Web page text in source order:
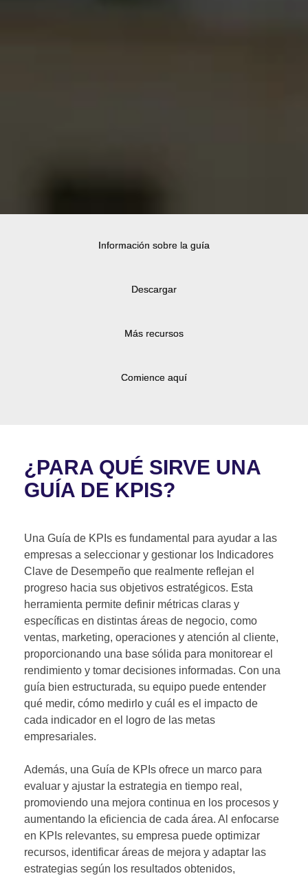
Información sobre la guía
Descargar
Más recursos
Comience aquí
¿PARA QUÉ SIRVE UNA
GUÍA DE KPIS?
Una Guía de KPIs es fundamental para ayudar a las
empresas a seleccionar y gestionar los Indicadores
Clave de Desempeño que realmente reflejan el
progreso hacia sus objetivos estratégicos. Esta
herramienta permite definir métricas claras y
específicas en distintas áreas de negocio, como
ventas, marketing, operaciones y atención al cliente,
proporcionando una base sólida para monitorear el
rendimiento y tomar decisiones informadas. Con una
guía bien estructurada, su equipo puede entender
qué medir, cómo medirlo y cuál es el impacto de
cada indicador en el logro de las metas
empresariales.
Además, una Guía de KPIs ofrece un marco para
evaluar y ajustar la estrategia en tiempo real,
promoviendo una mejora continua en los procesos y
aumentando la eficiencia de cada área. Al enfocarse
en KPIs relevantes, su empresa puede optimizar
recursos, identificar áreas de mejora y adaptar las
estrategias según los resultados obtenidos,